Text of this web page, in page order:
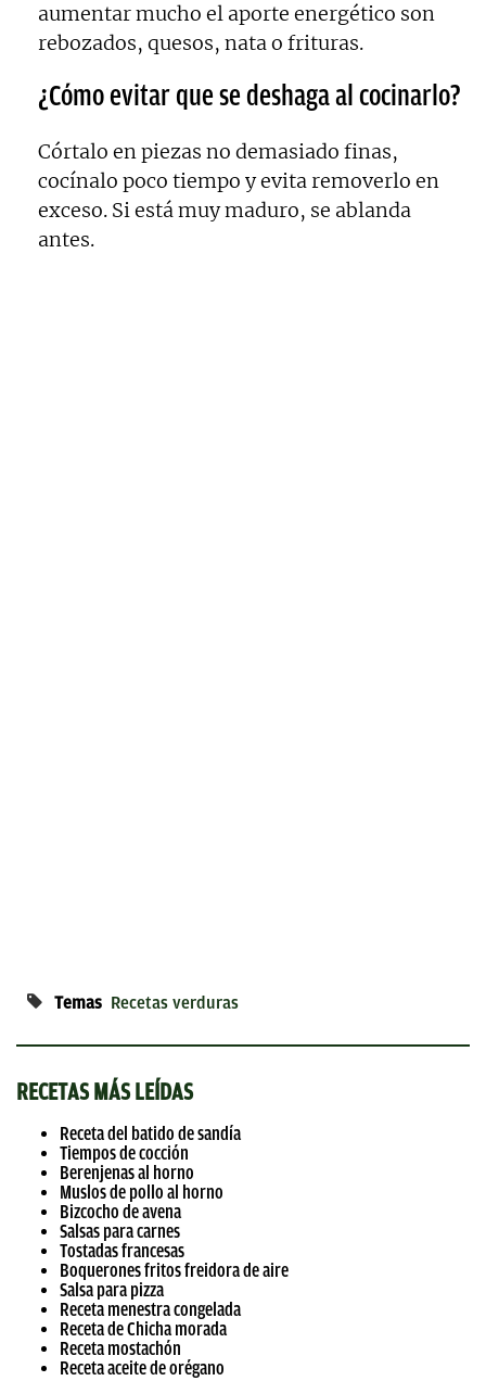
aumentar mucho el aporte energético son
rebozados, quesos, nata o frituras.
¿Cómo evitar que se deshaga al cocinarlo?
Córtalo en piezas no demasiado finas,
cocínalo poco tiempo y evita removerlo en
exceso. Si está muy maduro, se ablanda
antes.
Temas Recetas verduras
RECETAS MÁS LEÍDAS
Receta del batido de sandía
Tiempos de cocción
Berenjenas al horno
Muslos de pollo al horno
Bizcocho de avena
Salsas para carnes
Tostadas francesas
Boquerones fritos freidora de aire
Salsa para pizza
Receta menestra congelada
Receta de Chicha morada
Receta mostachón
Receta aceite de orégano